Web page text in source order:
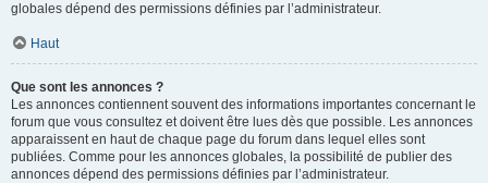
globales dépend des permissions définies par l’administrateur.
Haut
Que sont les annonces ?
Les annonces contiennent souvent des informations importantes concernant le
forum que vous consultez et doivent être lues dès que possible. Les annonces
apparaissent en haut de chaque page du forum dans lequel elles sont
publiées. Comme pour les annonces globales, la possibilité de publier des
annonces dépend des permissions définies par l’administrateur.